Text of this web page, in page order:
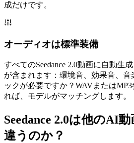
成だけです。
オーディオは標準装備
すべてのSeedance 2.0動画に自動生
が含まれます：環境音、効果音、音
ックが必要ですか？WAVまたは
れば、モデルがマッチングします。
Seedance 2.0は他のAI
違うのか？